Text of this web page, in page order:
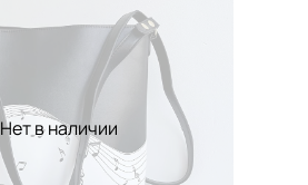
Нет в наличии